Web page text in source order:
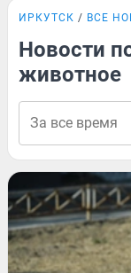
ИРКУТСК ВСЕ
Новости
животное